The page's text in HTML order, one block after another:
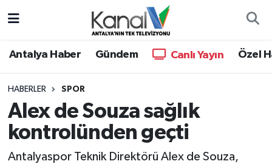
Antalya Haber Gündem Canlı Yayın Özel
HABERLER SPOR
Alex de Souza sağlık
kontrolünden geçti
Antalyaspor Teknik Direktörü Alex de Souza,
Antalya Haber
Dünya
Eğitim
Hava Durumu
Trafik Durumu
Süper Lig Puan Durumu ve Fikstür